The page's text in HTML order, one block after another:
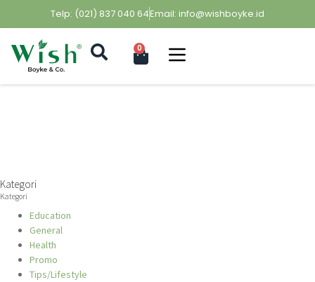
Telp: (021) 837 040 64Email: info@wishboyke.id
0
Kategori
Kategori
Education
General
Health
Promo
Tips/Lifestyle